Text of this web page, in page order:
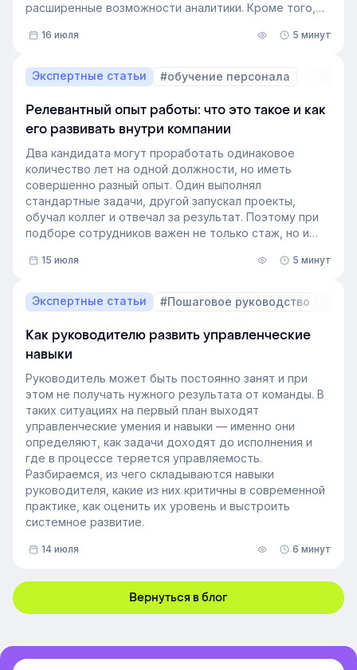
расширенные возможности аналитики. Кроме того,
он охватывает и материалы из раздела «Проводник».
16 июля 5 минут
Экспертные статьи #обучение персонала
Релевантный опыт работы: что это такое и как
его развивать внутри компании
Два кандидата могут проработать одинаковое
количество лет на одной должности, но иметь
совершенно разный опыт. Один выполнял
стандартные задачи, другой запускал проекты,
обучал коллег и отвечал за результат. Поэтому при
подборе сотрудников важен не только стаж, но и
В этой статье разберём, релевантный опыт работы
и внутренних переводах, почему не всегда стоит
искать полностью готовых специалистов и как
развивать нужные компетенции внутри компании.
15 июля 5 минут
Экспертные статьи #Пошаговое руководство
Как руководителю развить управленческие
навыки
Руководитель может быть постоянно занят и при
этом не получать нужного результата от команды. В
таких ситуациях на первый план выходят
управленческие умения и навыки — именно они
определяют, как задачи доходят до исполнения и
где в процессе теряется управляемость.
Разбираемся, из чего складываются навыки
руководителя, какие из них критичны в современной
практике, как оценить их уровень и выстроить
системное развитие.
14 июля 6 минут
Вернуться в блог